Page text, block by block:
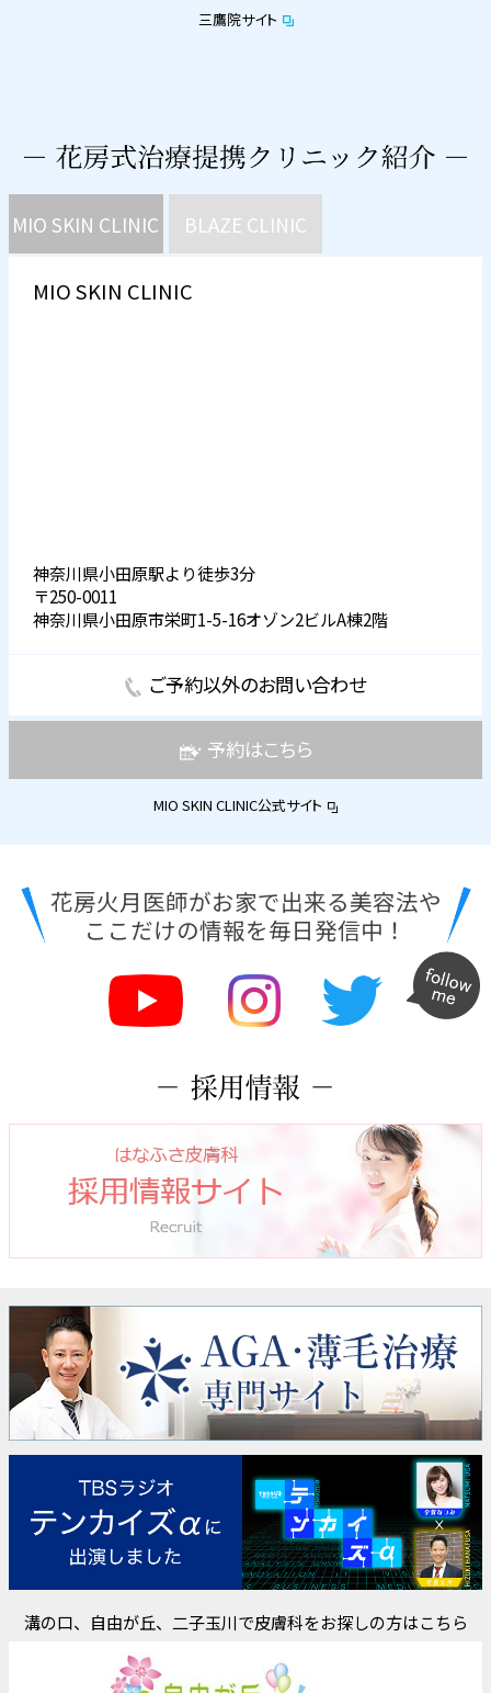
三鷹院サイト
MIO SKIN CLINIC BLAZE CLINIC
MIO SKIN CLINIC
神奈川県小田原駅より徒歩3分
〒250-0011
神奈川県小田原市栄町1-5-16オゾン2ビルA棟2階
ご予約以外のお問い合わせ
予約はこちら
MIO SKIN CLINIC公式サイト
花房火月医師がお家で出来る美容法や
ここだけの情報を毎日発信中！
溝の口、自由が丘、二子玉川で皮膚科をお探しの方はこちら